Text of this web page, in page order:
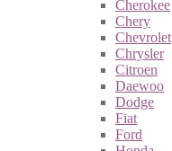
Cherokee
Chery
Chevrolet
Chrysler
Citroen
Daewoo
Dodge
Fiat
Ford